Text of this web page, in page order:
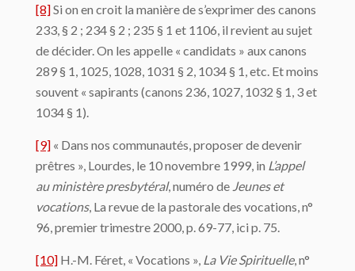
[8]Si on en croit la manière de s’exprimer des canons
233, § 2 ; 234 § 2 ; 235 § 1 et 1106, il revient au sujet
de décider. On les appelle « candidats » aux canons
289 § 1, 1025, 1028, 1031 § 2, 1034 § 1, etc. Et moins
souvent « sapirants (canons 236, 1027, 1032 § 1, 3 et
1034 § 1).
[9] « Dans nos communautés, proposer de devenir
prêtres », Lourdes, le 10 novembre 1999, in L’appel
au ministère presbytéral, numéro de Jeunes et
vocations, La revue de la pastorale des vocations, n°
96, premier trimestre 2000, p. 69-77, ici p. 75.
[10] H.-M. Féret, « Vocations », La Vie Spirituelle, n°